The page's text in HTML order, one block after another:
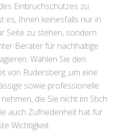
Einbruchschutzes zu
es, Ihnen keinesfalls nur in
Seite zu stehen, sondern
Berater für nachhaltige
Wählen Sie den
von Rudersberg ,um eine
sowie professionelle
die Sie nicht im Stich
auch Zufriedenheit hat für
Wichtigkeit.